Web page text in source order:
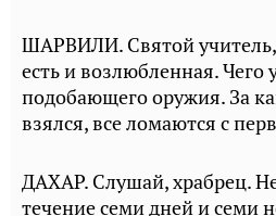
ШАРВИЛИ. Святой учитель,
есть и возлюбленная. Чего
подобающего оружия. За
взялся, все ломаются с
ДАХАР. Слушай, храбрец.
течение семи дней и семи